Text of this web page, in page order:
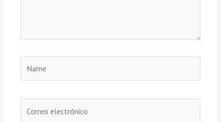
electrónico